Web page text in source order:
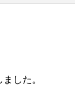
した。